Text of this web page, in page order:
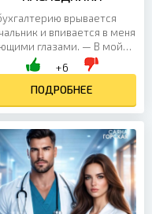
врывается
и впивается в меня
глазами. — В мой
Немедленно! Встаю
и на подкошенных
иду по коридору. Меня
трясет. Я знаю, что
будет. Как только
в кабинет, он
меня к стене и
сквозь зубы: — Ты
от меня детей, и тебе
за это ответить.
будут жить со...
+6
ПОДРОБНЕЕ